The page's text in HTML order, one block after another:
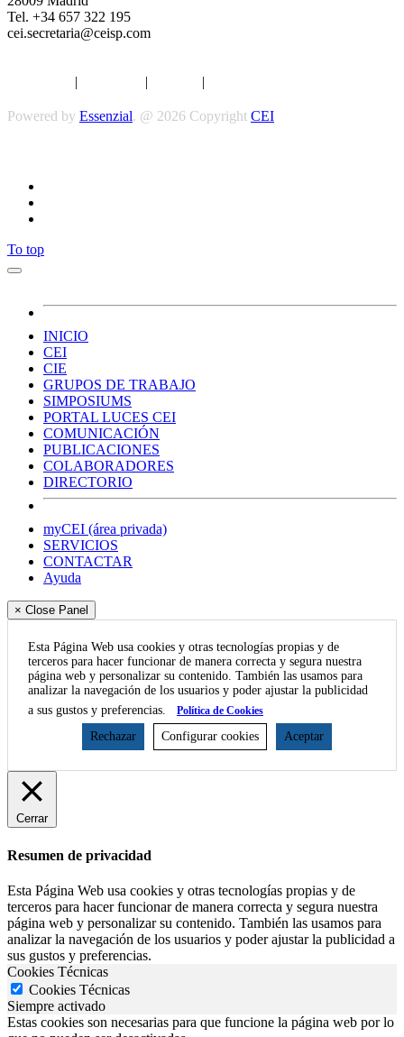
Tel. +34 657 322 195
cei.secretaria@ceisp.com
| | |
Powered by Essenzial. @ 2026 Copyright CEI
To top
INICIO
CEI
CIE
GRUPOS DE TRABAJO
SIMPOSIUMS
PORTAL LUCES CEI
COMUNICACIÓN
PUBLICACIONES
COLABORADORES
DIRECTORIO
myCEI (área privada)
SERVICIOS
CONTACTAR
Ayuda
× Close Panel
Esta Página Web usa cookies y otras tecnologías propias y de
terceros para hacer funcionar de manera correcta y segura nuestra
página web y personalizar su contenido. También las usamos para
analizar la navegación de los usuarios y poder ajustar la publicidad
a sus gustos y preferencias.
Política de Cookies
Rechazar Configurar cookies Aceptar
Cerrar
Resumen de privacidad
Esta Página Web usa cookies y otras tecnologías propias y de
terceros para hacer funcionar de manera correcta y segura nuestra
página web y personalizar su contenido. También las usamos para
analizar la navegación de los usuarios y poder ajustar la publicidad a
sus gustos y preferencias.
Cookies Técnicas
Cookies Técnicas
Siempre activado
Estas cookies son necesarias para que funcione la página web por lo